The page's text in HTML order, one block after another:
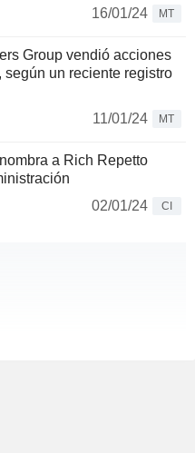
16/01/24
MT
Group vendió acciones
un reciente registro
11/01/24
MT
a Rich Repetto
02/01/24
CI